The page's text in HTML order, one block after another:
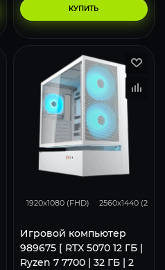
КУПИТЬ
1920x1080 (FHD) 2560x1440 (2K)
Игровой компьютер
989675 [ RTX 5070 12 ГБ |
Ryzen 7 7700 | 32 ГБ | 2